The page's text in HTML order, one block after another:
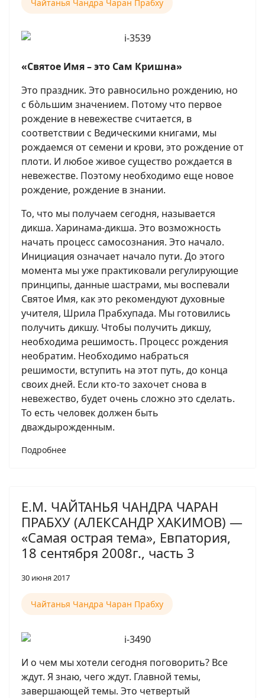
Чайтанья Чандра Чаран Прабху
«Святое Имя – это Сам Кришна»
Это праздник. Это равносильно рождению, но
с бòльшим значением. Потому что первое
рождение в невежестве считается, в
соответствии с Ведическими книгами, мы
рождаемся от семени и крови, это рождение от
плоти. И любое живое существо рождается в
невежестве. Поэтому необходимо еще новое
рождение, рождение в знании.
То, что мы получаем сегодня, называется
дикша. Харинама-дикша. Это возможность
начать процесс самосознания. Это начало.
Инициация означает начало пути. До этого
момента мы уже практиковали регулирующие
принципы, данные шастрами, мы воспевали
Святое Имя, как это рекомендуют духовные
учителя, Шрила Прабхупада. Мы готовились
получить дикшу. Чтобы получить дикшу,
необходима решимость. Процесс рождения
необратим. Необходимо набраться
решимости, вступить на этот путь, до конца
своих дней. Если кто-то захочет снова в
невежество, будет очень сложно это сделать.
То есть человек должен быть
дваждырожденным.
Подробнее
Е.М. ЧАЙТАНЬЯ ЧАНДРА ЧАРАН
ПРАБХУ (АЛЕКСАНДР ХАКИМОВ) —
«Самая острая тема», Евпатория,
18 сентября 2008г., часть 3
30 июня 2017
Чайтанья Чандра Чаран Прабху
И о чем мы хотели сегодня поговорить? Все
ждут. Я знаю, чего ждут. Главной темы,
завершающей темы. Это четвертый